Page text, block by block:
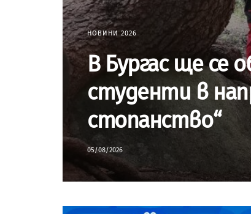
НОВИНИ 2026
В Бургас ще се
студенти в
стопанство“
05/08/2026